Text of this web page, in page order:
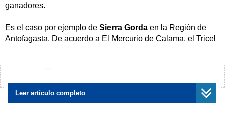
ganadores.
Es el caso por ejemplo de Sierra Gorda en la Región de
Antofagasta. De acuerdo a El Mercurio de Calama, el Tricel
dispuestas en el local de votación de la localidad.
NOTICIASRELACIONADAS
Leer artículo completo